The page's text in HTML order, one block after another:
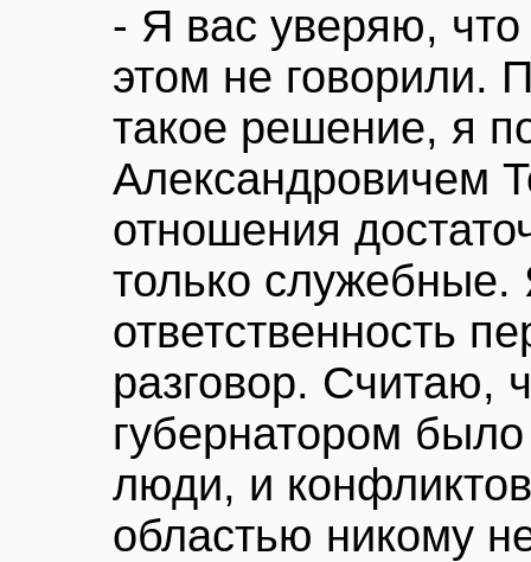
- Я вас уверяю,
этом не говорили.
такое решение, я
Александровичем
отношения
только
ответственность
разговор. Считаю,
губернатором
люди, и
областью никому